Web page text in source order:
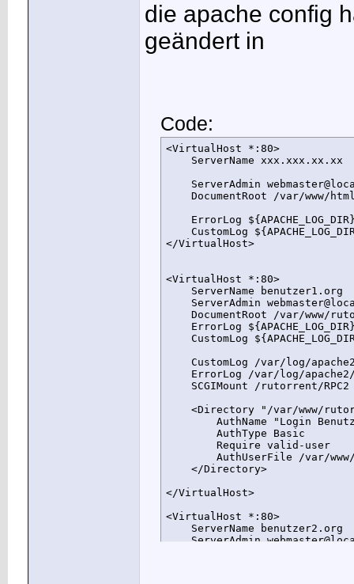
die apache config
geändert in
Code:
<VirtualHost *:80>
    ServerName xxx.xxx.xx.xx
ServerAdmin
DocumentRoot /var/www/
ErrorLog
CustomLog
</VirtualHost>
<VirtualHost *:80>
    ServerName benutzer1.org
ServerAdmin
DocumentRoot /var/www/
ErrorLog
CustomLog
CustomLog /var/log/
ErrorLog /var/log/
SCGIMount /rutorrent/RPC2
<Directory "/var/www/
AuthName "Login
        AuthType Basic
        Require valid-user
AuthUserFile /var/
    </Directory>
</VirtualHost>
<VirtualHost *:80>
    ServerName benutzer2.org
ServerAdmin